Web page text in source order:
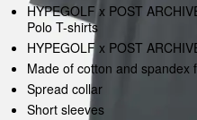
HYPEGOLF x POST
Polo T-shirts
HYPEGOLF x POST
Made of cotton and spandex
Spread collar
Short sleeves